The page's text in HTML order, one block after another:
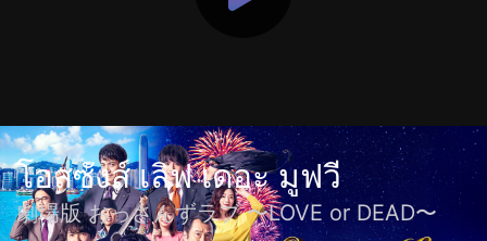
โอสซังส์ เลิฟ เดอะ มูฟวี
劇場版 おっさんずラブ 〜LOVE or DEAD〜